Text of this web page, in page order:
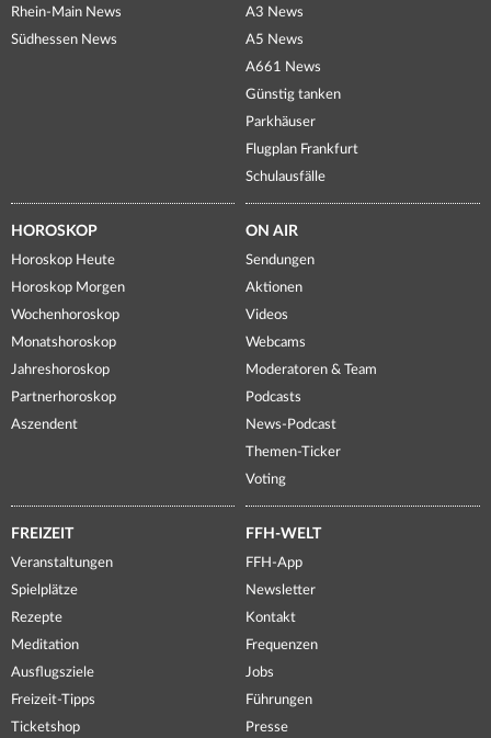
Rhein-Main News
Südhessen News
A3 News
A5 News
A661 News
Günstig tanken
Parkhäuser
Flugplan Frankfurt
Schulausfälle
HOROSKOP
Horoskop Heute
Horoskop Morgen
Wochenhoroskop
Monatshoroskop
Jahreshoroskop
Partnerhoroskop
Aszendent
ON AIR
Sendungen
Aktionen
Videos
Webcams
Moderatoren & Team
Podcasts
News-Podcast
Themen-Ticker
Voting
FREIZEIT
Veranstaltungen
Spielplätze
Rezepte
Meditation
Ausflugsziele
Freizeit-Tipps
Ticketshop
FFH-WELT
FFH-App
Newsletter
Kontakt
Frequenzen
Jobs
Führungen
Presse